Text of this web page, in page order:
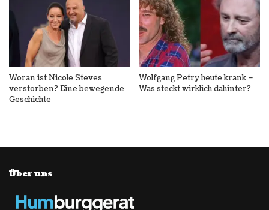
Woran ist Nicole Steves
verstorben? Eine bewegende
Geschichte
Wolfgang Petry heute krank –
Was steckt wirklich dahinter?
Über uns